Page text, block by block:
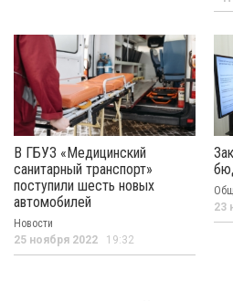
В ГБУЗ «Медицинский
санитарный транспорт»
поступили шесть новых
автомобилей
Новости
25 ноября 2022 19:32
23